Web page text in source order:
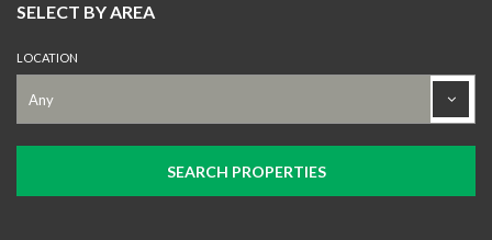
SELECT BY AREA
LOCATION